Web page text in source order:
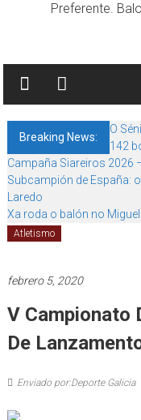
Preferente.
Breaking News:
O
142
Campaña Siareiros 2026
Subcampión de España:
Laredo
Xa roda o balón no Miguel
Atletismo
febrero 5, 2020
V Campionato
De
Enviado por:Deporte Galicia